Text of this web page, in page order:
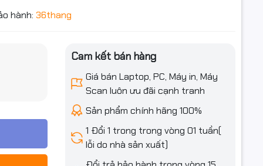
hành: 36thang
Cam kết bán hàng
Giá bán Laptop, PC, Máy in, Máy
Scan luôn ưu đãi cạnh tranh
Sản phẩm chính hãng 100%
1 Đổi 1 trong trong vòng 01 tuần(
lỗi do nhà sản xuất)
ưu đãi